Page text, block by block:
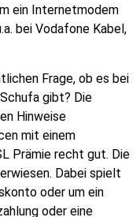
ein Internetmodem
bei Vodafone Kabel,
Frage, ob es bei
gibt? Die
Hinweise
mit einem
Prämie recht gut. Die
Dabei spielt
oder um ein
oder eine